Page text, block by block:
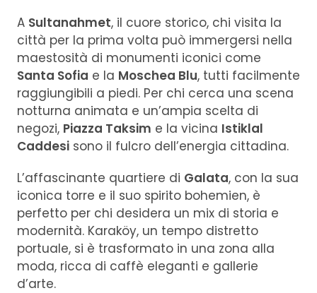
A Sultanahmet, il cuore storico, chi visita la
città per la prima volta può immergersi nella
maestosità di monumenti iconici come
Santa Sofia e la Moschea Blu, tutti facilmente
raggiungibili a piedi. Per chi cerca una scena
notturna animata e un’ampia scelta di
negozi, Piazza Taksim e la vicina Istiklal
Caddesi sono il fulcro dell’energia cittadina.
L’affascinante quartiere di Galata, con la sua
iconica torre e il suo spirito bohemien, è
perfetto per chi desidera un mix di storia e
modernità. Karaköy, un tempo distretto
portuale, si è trasformato in una zona alla
moda, ricca di caffè eleganti e gallerie
d’arte.